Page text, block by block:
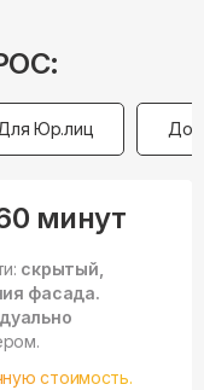
Юр.лиц
минут
скрытый,
фасада.
стоимость.